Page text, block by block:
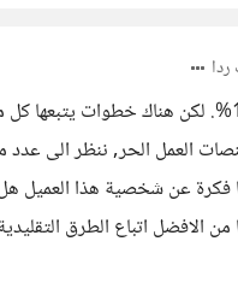
في الحقيقة ليس هناك ما يحل هذا الاشكال 100%.
العمل الحر, ننظر الى عدد
عن شخصية هذا العميل